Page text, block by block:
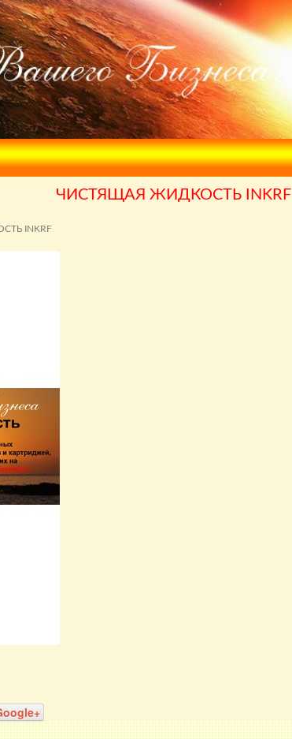
ЧИСТЯЩАЯ ЖИДКОСТЬ INKRF
INKRF